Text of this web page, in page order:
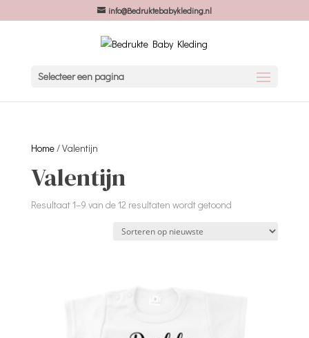
info@Bedruktebabykleding.nl
Selecteer een pagina
Home/ Valentijn
Valentijn
Resultaat 1–9 van de 12 resultaten wordt getoondGesorteerd